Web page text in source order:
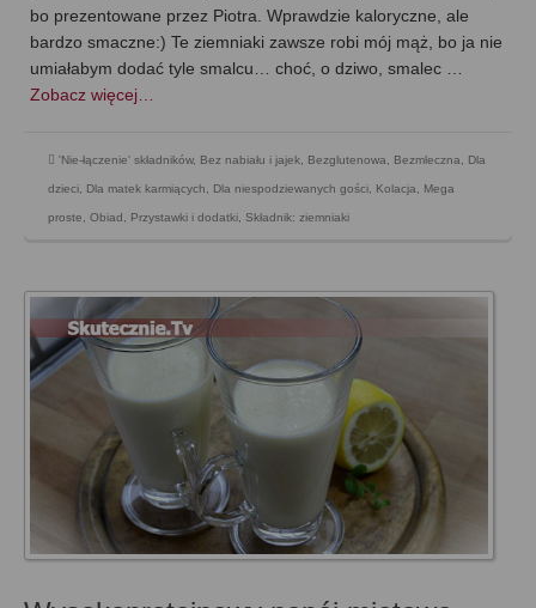
bo prezentowane przez Piotra. Wprawdzie kaloryczne, ale
bardzo smaczne:) Te ziemniaki zawsze robi mój mąż, bo ja nie
umiałabym dodać tyle smalcu… choć, o dziwo, smalec …
Zobacz więcej…
'Nie-łączenie' składników, Bez nabiału i jajek Bezglutenowa Bezmleczna Dla
dzieci Dla matek karmiących Dla niespodziewanych gości Kolacja Mega
proste Obiad Przystawki i dodatki Składnik: ziemniaki